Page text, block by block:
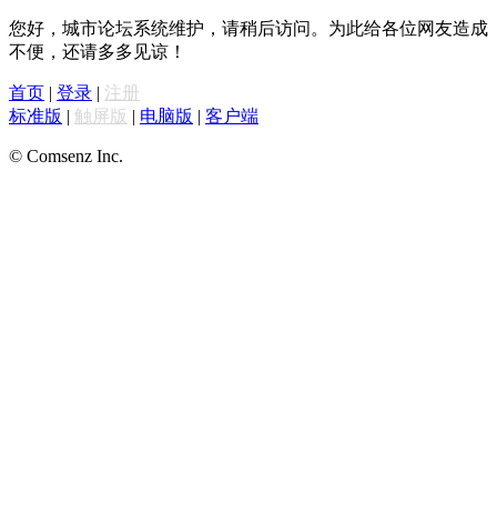
您好，城市论坛系统维护，请稍后访问。为此给各位网友造成
不便，还请多多见谅！
首页 | 登录 | 注册
标准版 | 触屏版 | 电脑版 | 客户端
© Comsenz Inc.